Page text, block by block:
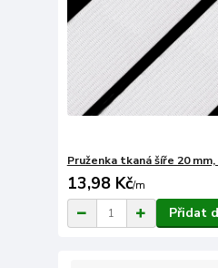
Pruženka tkaná šíře 20
13,98 Kč/m
Přidat